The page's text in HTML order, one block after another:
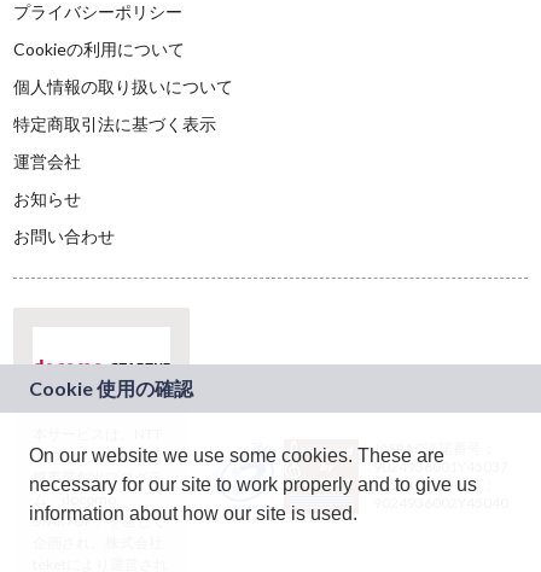
プライバシーポリシー
Cookieの利用について
個人情報の取り扱いについて
特定商取引法に基づく表示
運営会社
お知らせ
お問い合わせ
ドコモグループの新
規事業創出プログラ
ム「docomo
STARTUP」を通じて
JASRAC許諾番号：
9024936001Y45037
JASRAC許諾番号：
On our website we use some cookies. These are
necessary for our site to work properly and to give us
information about how our site is used.